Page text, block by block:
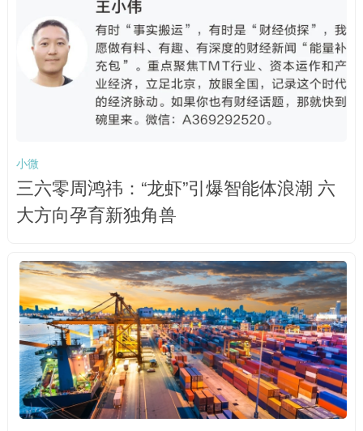
小微
三六零周鸿祎：“龙虾”引爆智能体浪潮 六
大方向孕育新独角兽